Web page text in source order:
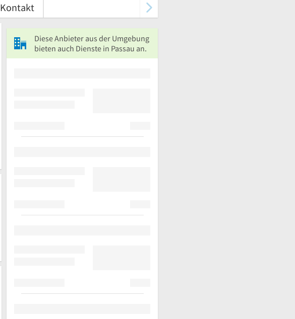
Kontakt
Diese Anbieter aus der Umgebung
bieten auch Dienste in Passau an.